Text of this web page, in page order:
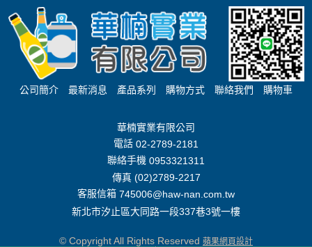
公司簡介 最新消息 產品系列 購物方式 聯絡我們 購物車
華楠實業有限公司
電話 02-2789-2181
聯絡手機 0953321311
傳真 (02)2789-2217
客服信箱 745006@haw-nan.com.tw
新北市汐止區大同路一段337巷3號一樓
© Copyright All Rights Reserved 蘋果網頁設計